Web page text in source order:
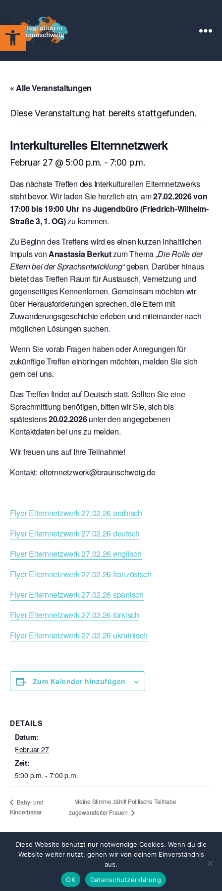
Werkzeugleiste öffnen
Integration
in
« Alle Veranstaltungen
Diese Veranstaltung hat bereits stattgefunden.
Interkulturelles Elternnetzwerk
Februar 27 @ 5:00 p.m. - 7:00 p.m.
Das nächste Treffen des Interkulturellen Elternnetzwerks
steht bevor. Wir laden Sie herzlich ein, am27.02.2026 von
17:00 bis 19:00 UhrinsJugendbüro (Friedrich-Wilhelm-
Straße 3, 1. OG)zu kommen.
Zu Beginn des Treffens wird es einen kurzen inhaltlichen
Impuls vonAnastasia Berkutzum Thema„Die Rolle der
Eltern bei der Sprachentwicklung“geben. Darüber hinaus
bietet das Treffen Raum für Austausch, Vernetzung und
gegenseitiges Kennenlernen. Gemeinsam möchten wir
über Herausforderungen sprechen, die Eltern mit
Zuwanderungsgeschichte erleben und miteinander nach
möglichen Lösungen suchen.
Wenn Sie vorab Fragen haben oder Anregungen für
zukünftige Treffen einbringen möchten, melden Sie sich
gern bei uns.
Das Treffen findet auf Deutsch statt. Sollten Sie eine
Sprachmittlung benötigen, bitten wir Sie, sich bis
spätestens20.02.2026unter den angegebenen
Kontaktdaten bei uns zu melden.
Wir freuen uns auf Ihre Teilnahme!
Kontakt: elternnetzwerk@braunschweig.de
Flyer Elternnetzwerk 27.02.26 arabisch
Flyer Elternnetzwerk 27.02.26 deutsch
Flyer Elternnetzwerk 27.02.26 englisch
Flyer Elternnetzwerk 27.02.26 französisch
Flyer Elternnetzwerk 27.02.26 spanisch
Flyer Elternnetzwerk 27.02.26 türkisch
Flyer Elternnetzwerk 27.02.26 ukrainisch
Zum Kalender hinzufügen
DETAILS
Datum:
Februar 27
Zeit:
5:00 p.m. - 7:00 p.m.
Baby- und
Kinderbasar
Meine Stimme zählt! Politische Teilhabe
zugewanderter Frauen
Integration in Braunschweig Nach oben
Diese Website benutzt nur notwendige Cookies. Wenn du die
Website weiter nutzt, gehen wir von deinem Einverständnis
aus.
OK
Datenschutzerklärung